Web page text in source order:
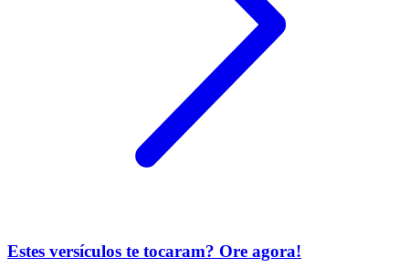
Estes versículos te tocaram? Ore agora!